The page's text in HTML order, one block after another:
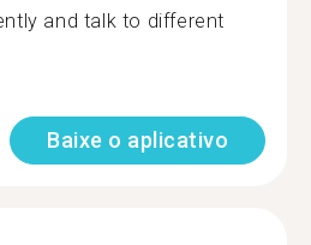
and talk to different
Baixe o aplicativo